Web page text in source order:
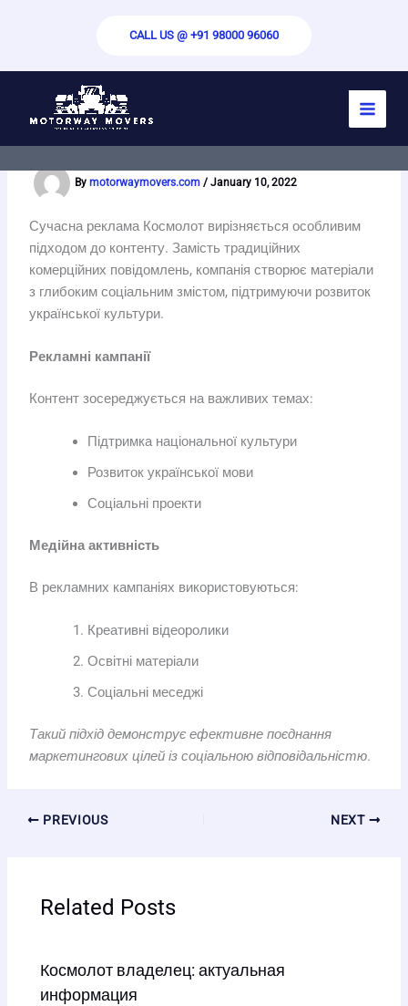
CALL US @ +91 98000 96060
Реклама Космолот: нові підходи в
медіапросторі
By motorwaymovers.com / January 10, 2022
Сучасна реклама Космолот вирізняється особливим
підходом до контенту. Замість традиційних
комерційних повідомлень, компанія створює матеріали
з глибоким соціальним змістом, підтримуючи розвиток
української культури.
Рекламні кампанії
Контент зосереджується на важливих темах:
Підтримка національної культури
Розвиток української мови
Соціальні проекти
Медійна активність
В рекламних кампаніях використовуються:
Креативні відеоролики
Освітні матеріали
Соціальні меседжі
Такий підхід демонструє ефективне поєднання
маркетингових цілей із соціальною відповідальністю.
PREVIOUS NEXT
Related Posts
Космолот владелец: актуальная
информация